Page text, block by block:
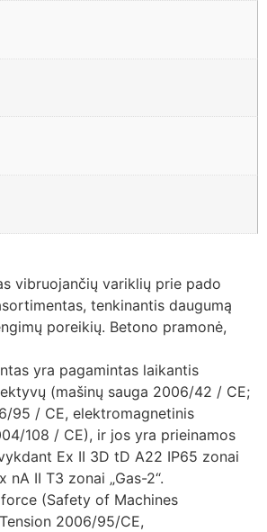
vibruojančių variklių prie pado
tenkinantis daugumą
poreikių. Betono pramonė,
yra pagamintas laikantis
(mašinų sauga 2006/42 / CE;
95 / CE, elektromagnetinis
108 / CE), ir jos yra prieinamos
Ex II 3D tD A22 IP65 zonai
nA II T3 zonai „Gas-2“.
(Safety of Machines
2006/95/CE,